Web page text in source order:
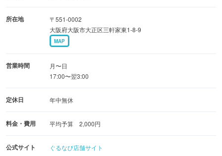
品！
◆赤字覚悟！料理・ドリンクともにリーズナブル！
独自のルートで仕入れ、お値打ち感にこだわる当店。
満足のいくまで食べて飲んで、楽しんでいってください♪
所在地
〒551-0002
大阪府大阪市大正区三軒家東1-8-9
MAP
営業時間
月〜日
17:00〜翌3:00
定休日 年中無休
料金・費用 平均予算 2,000円
公式サイト ぐるなび店舗サイト